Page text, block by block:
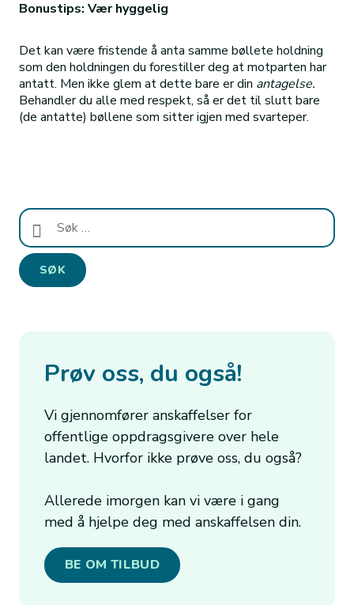
Bonustips: Vær hyggelig
Det kan være fristende å anta samme bøllete holdning
som den holdningen du forestiller deg at motparten har
antatt. Men ikke glem at dette bare er din antagelse.
Behandler du alle med respekt, så er det til slutt bare
(de antatte) bøllene som sitter igjen med svarteper.
Søk
etter:
Prøv oss, du også!
Vi gjennomfører anskaffelser for
offentlige oppdragsgivere over hele
landet. Hvorfor ikke prøve oss, du også?
Allerede imorgen kan vi være i gang
med å hjelpe deg med anskaffelsen din.
BE OM TILBUD